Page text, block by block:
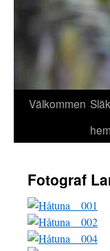
Välkommen
Fotograf